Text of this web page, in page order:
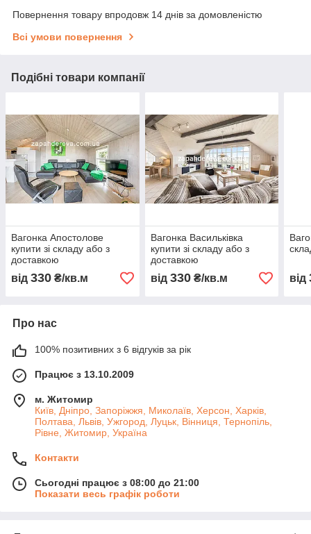
Повернення товару впродовж 14 днів за домовленістю
Всі умови повернення
Подібні товари компанії
Вагонка Апостолове
купити зі складу або з
доставкою
від 330 ₴/кв.м
Вагонка Васильківка
купити зі складу або з
доставкою
від 330₴/кв.м від
Про нас
100% позитивних з 6 відгуків за рік
Працює з 13.10.2009
м. Житомир
Київ, Дніпро, Запоріжжя, Миколаїв, Херсон, Харків,
Полтава, Львів, Ужгород, Луцьк, Вінниця, Тернопіль,
Рівне, Житомир, Україна
Контакти
Сьогодні працює з 08:00 до 21:00
Показати весь графік роботи